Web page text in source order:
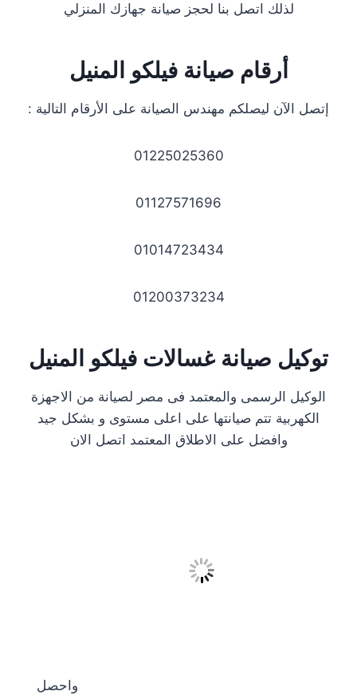
لذلك اتصل بنا لحجز صيانة جهازك المنزلي
أرقام صيانة فيلكو المنيل
إتصل الآن ليصلكم مهندس الصيانة على الأرقام التالية :
01225025360
01127571696
01014723434
01200373234
توكيل صيانة غسالات فيلكو المنيل
الوكيل الرسمى والمعتمد فى مصر لصيانة من الاجهزة
الكهربية تتم صيانتها على اعلى مستوى و بشكل جيد
وافضل على الاطلاق المعتمد اتصل الان
واحصل